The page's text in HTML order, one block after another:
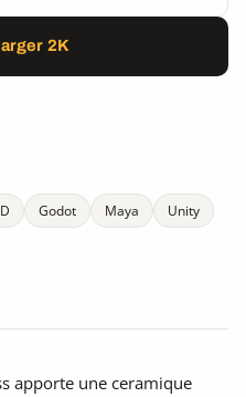
2K
Godot Maya
Unity
apporte une ceramique